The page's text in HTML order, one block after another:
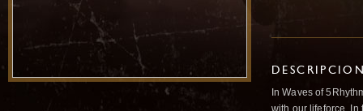
In Waves of
with our lifeforce. In